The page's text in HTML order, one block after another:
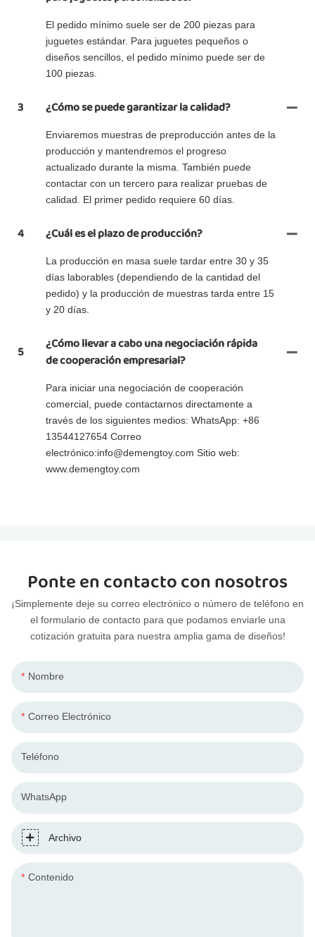
El pedido mínimo suele ser de 200 piezas para
juguetes estándar. Para juguetes pequeños o
diseños sencillos, el pedido mínimo puede ser de
100 piezas.
3 ¿Cómo se puede garantizar la calidad?
Enviaremos muestras de preproducción antes de la
producción y mantendremos el progreso
actualizado durante la misma. También puede
contactar con un tercero para realizar pruebas de
calidad. El primer pedido requiere 60 días.
4 ¿Cuál es el plazo de producción?
La producción en masa suele tardar entre 30 y 35
días laborables (dependiendo de la cantidad del
pedido) y la producción de muestras tarda entre 15
y 20 días.
5
¿Cómo llevar a cabo una negociación rápida
de cooperación empresarial?
Para iniciar una negociación de cooperación
comercial, puede contactarnos directamente a
través de los siguientes medios: WhatsApp: +86
13544127654 Correo
electrónico:info@demengtoy.com Sitio web:
www.demengtoy.com
Ponte en contacto con nosotros
¡Simplemente deje su correo electrónico o número de teléfono en
el formulario de contacto para que podamos enviarle una
cotización gratuita para nuestra amplia gama de diseños!
Nombre
Correo Electrónico
Teléfono
WhatsApp
Archivo
Contenido